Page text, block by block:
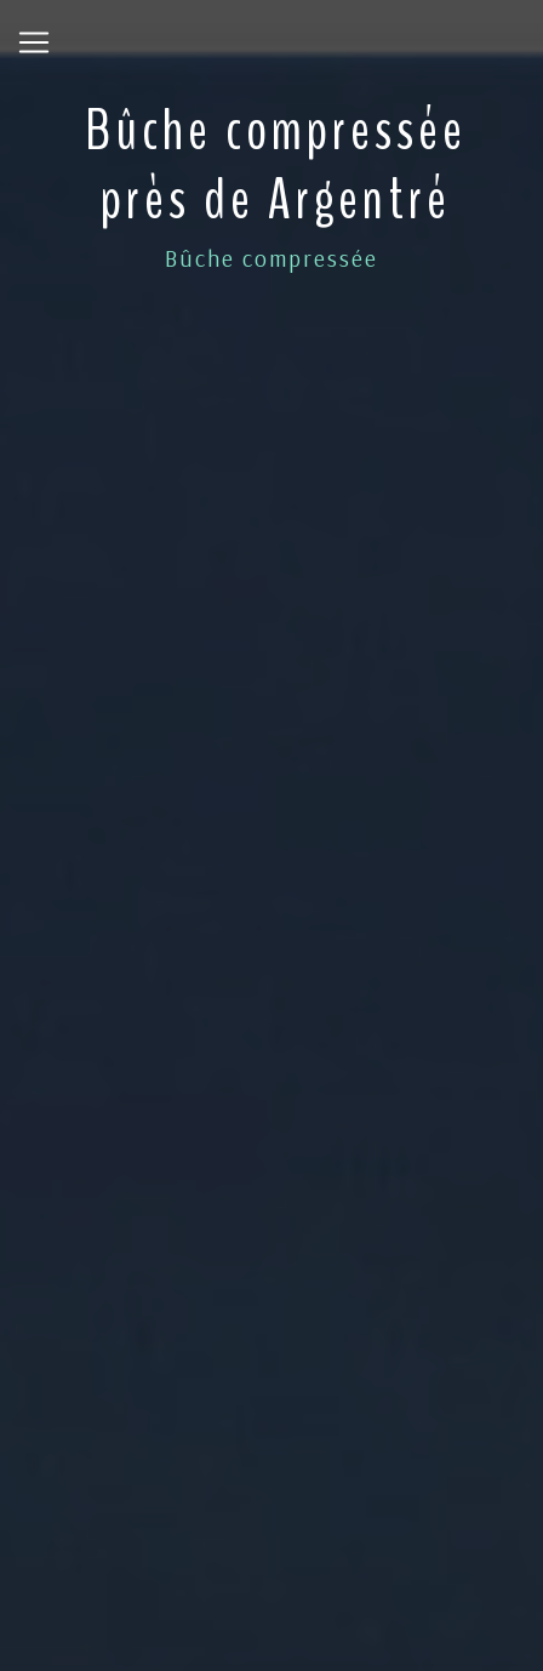
Bûche compressée
près de Argentré
Bûche compressée